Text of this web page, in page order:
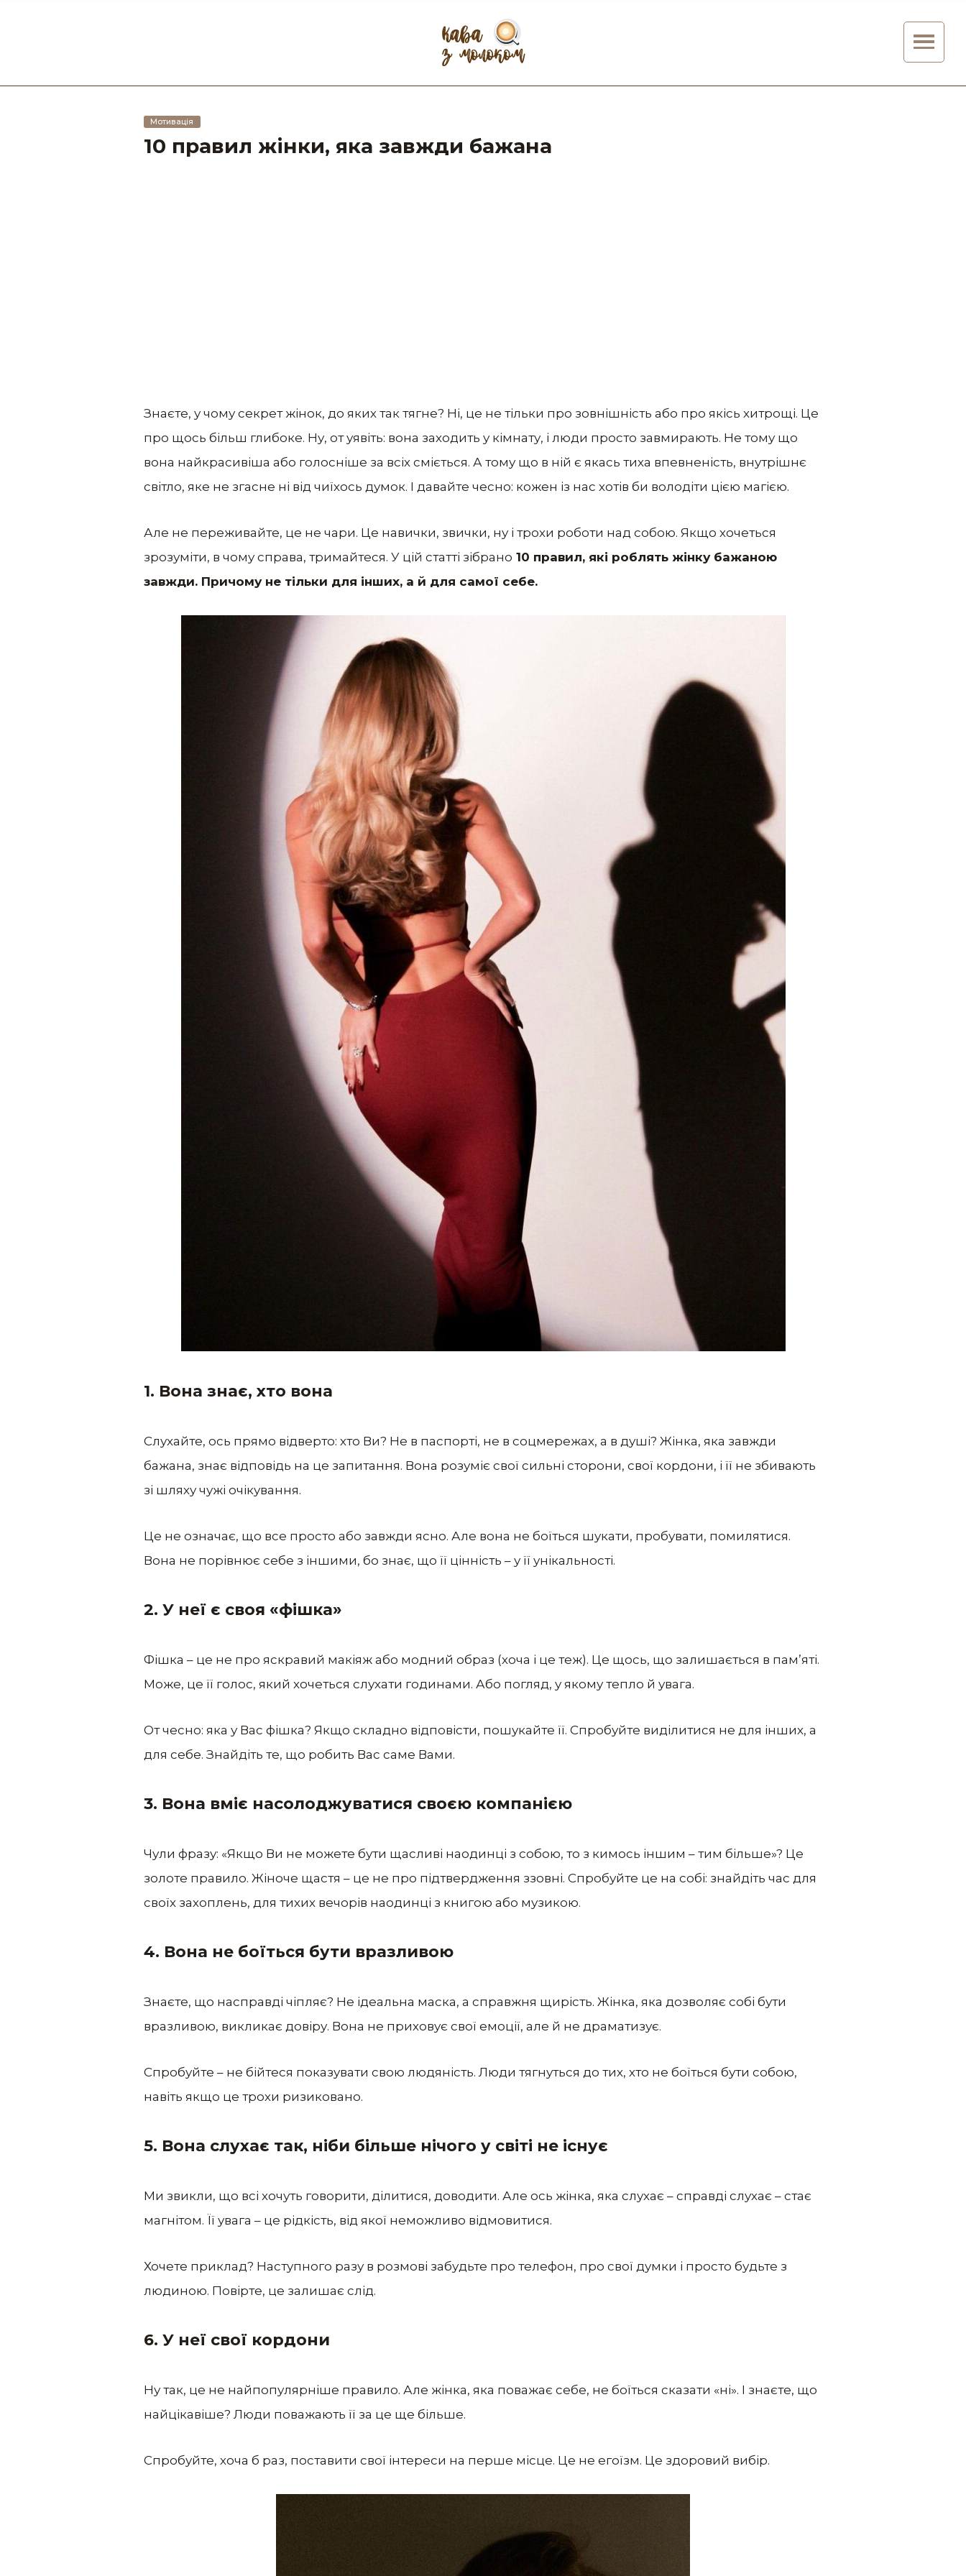
Мотивація
10 правил жінки, яка завжди бажана
Знаєте, у чому секрет жінок, до яких так тягне? Ні, це не тільки про зовнішність або про якісь хитрощі. Це
про щось більш глибоке. Ну, от уявіть: вона заходить у кімнату, і люди просто завмирають. Не тому що
вона найкрасивіша або голосніше за всіх сміється. А тому що в ній є якась тиха впевненість, внутрішнє
світло, яке не згасне ні від чиїхось думок. І давайте чесно: кожен із нас хотів би володіти цією магією.
Але не переживайте, це не чари. Це навички, звички, ну і трохи роботи над собою. Якщо хочеться
зрозуміти, в чому справа, тримайтеся. У цій статті зібрано 10 правил, які роблять жінку бажаною
завжди. Причому не тільки для інших, а й для самої себе.
1. Вона знає, хто вона
Слухайте, ось прямо відверто: хто Ви? Не в паспорті, не в соцмережах, а в душі? Жінка, яка завжди
бажана, знає відповідь на це запитання. Вона розуміє свої сильні сторони, свої кордони, і її не збивають
зі шляху чужі очікування.
Це не означає, що все просто або завжди ясно. Але вона не боїться шукати, пробувати, помилятися.
Вона не порівнює себе з іншими, бо знає, що її цінність – у її унікальності.
2. У неї є своя «фішка»
Фішка – це не про яскравий макіяж або модний образ (хоча і це теж). Це щось, що залишається в пам’яті.
Може, це її голос, який хочеться слухати годинами. Або погляд, у якому тепло й увага.
От чесно: яка у Вас фішка? Якщо складно відповісти, пошукайте її. Спробуйте виділитися не для інших, а
для себе. Знайдіть те, що робить Вас саме Вами.
3. Вона вміє насолоджуватися своєю компанією
Чули фразу: «Якщо Ви не можете бути щасливі наодинці з собою, то з кимось іншим – тим більше»? Це
золоте правило. Жіноче щастя – це не про підтвердження ззовні. Спробуйте це на собі: знайдіть час для
своїх захоплень, для тихих вечорів наодинці з книгою або музикою.
4. Вона не боїться бути вразливою
Знаєте, що насправді чіпляє? Не ідеальна маска, а справжня щирість. Жінка, яка дозволяє собі бути
вразливою, викликає довіру. Вона не приховує свої емоції, але й не драматизує.
Спробуйте – не бійтеся показувати свою людяність. Люди тягнуться до тих, хто не боїться бути собою,
навіть якщо це трохи ризиковано.
5. Вона слухає так, ніби більше нічого у світі не існує
Ми звикли, що всі хочуть говорити, ділитися, доводити. Але ось жінка, яка слухає – справді слухає – стає
магнітом. Її увага – це рідкість, від якої неможливо відмовитися.
Хочете приклад? Наступного разу в розмові забудьте про телефон, про свої думки і просто будьте з
людиною. Повірте, це залишає слід.
6. У неї свої кордони
Ну так, це не найпопулярніше правило. Але жінка, яка поважає себе, не боїться сказати «ні». І знаєте, що
найцікавіше? Люди поважають її за це ще більше.
Спробуйте, хоча б раз, поставити свої інтереси на перше місце. Це не егоїзм. Це здоровий вибір.